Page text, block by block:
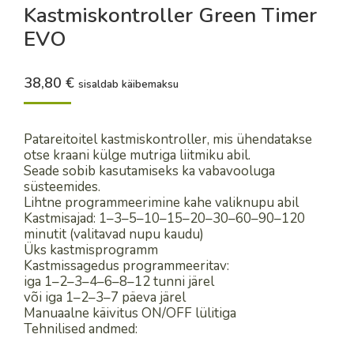
Kastmiskontroller Green Timer
EVO
38,80 € sisaldab käibemaksu
Patareitoitel kastmiskontroller, mis ühendatakse
otse kraani külge mutriga liitmiku abil.
Seade sobib kasutamiseks ka vabavooluga
süsteemides.
Lihtne programmeerimine kahe valiknupu abil
Kastmisajad: 1–3–5–10–15–20–30–60–90–120
minutit (valitavad nupu kaudu)
Üks kastmisprogramm
Kastmissagedus programmeeritav:
iga 1–2–3–4–6–8–12 tunni järel
või iga 1–2–3–7 päeva järel
Manuaalne käivitus ON/OFF lülitiga
Tehnilised andmed: